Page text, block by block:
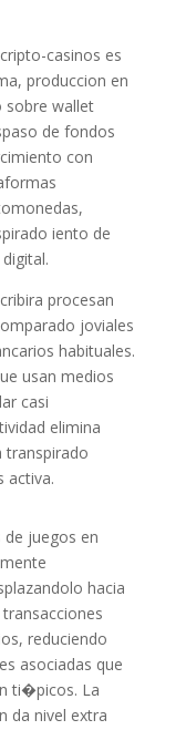
casinos es
produccion en
sobre wallet
de fondos
con
iento de
procesan
joviales
habituales.
usan medios
casi
elimina
transpirado
activa.
juegos en
hacia
reduciendo
asociadas que
ti�picos. La
da nivel extra